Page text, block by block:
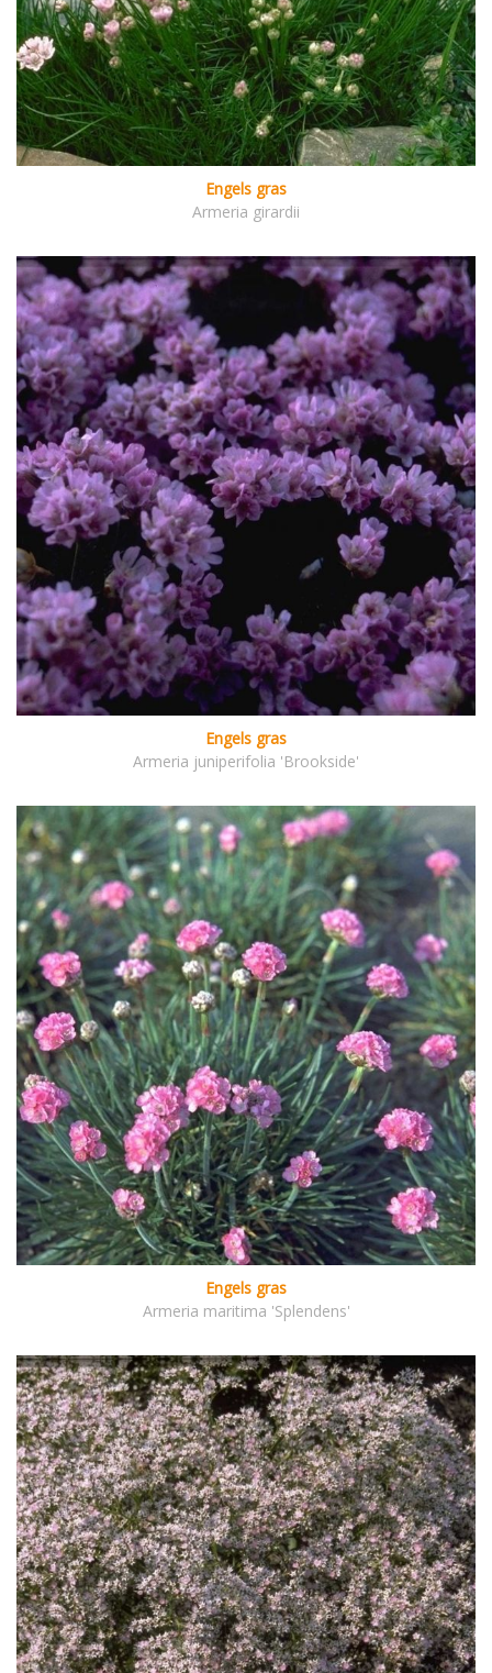
Engels gras
Armeria girardii
Engels gras
Armeria juniperifolia 'Brookside'
Engels gras
Armeria maritima 'Splendens'